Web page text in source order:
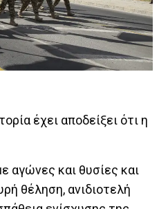
έχει αποδείξει ότι η
αγώνες και θυσίες και
θέληση, ανιδιοτελή